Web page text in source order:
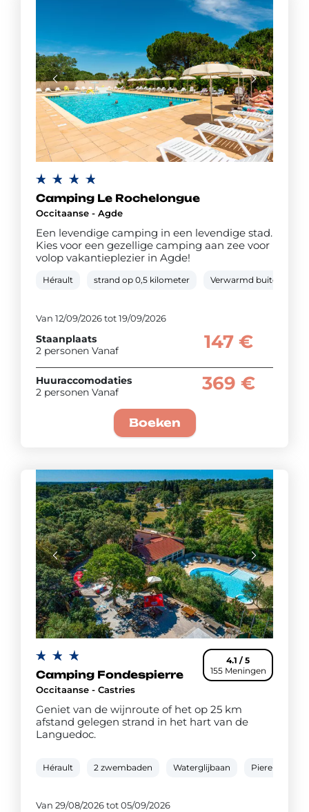
Camping Le Rochelongue
Occitaanse - Agde
Een levendige camping in een levendige stad.
Kies voor een gezellige camping aan zee voor
volop vakantieplezier in Agde!
Hérault strand op 0,5 kilometer Verwarmd buitenbad
Van 12/09/2026 tot 19/09/2026
Staanplaats
2 personen Vanaf
147 €
Huuraccomodaties
2 personen Vanaf
369 €
Boeken
4.1 / 5
155 Meningen
Camping Fondespierre
Occitaanse - Castries
Geniet van de wijnroute of het op 25 km
afstand gelegen strand in het hart van de
Languedoc.
Hérault 2 zwembaden Waterglijbaan Pierenbad
Van 29/08/2026 tot 05/09/2026